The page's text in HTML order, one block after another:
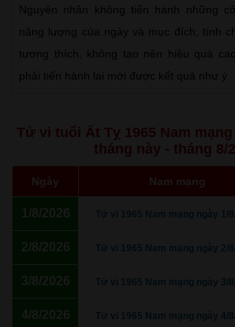
Nguyên nhân không tiến hành những
năng lượng của ngày và mục đích, tính
tương thích, không tạo nên hiệu quả
phải tiến hành lại mới được kết quả như ý
Tử vi tuổi Ất Tỵ 1965 Nam
tháng này - tháng 8/
Ngày Nam mạng
1/8/2026 Tử vi 1965 Nam mạng ngày 1/
2/8/2026 Tử vi 1965 Nam mạng ngày 2/
3/8/2026 Tử vi 1965 Nam mạng ngày 3/
4/8/2026 Tử vi 1965 Nam mạng ngày 4/